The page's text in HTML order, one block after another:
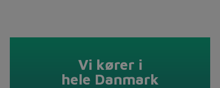
Vi kører i
hele Danmark